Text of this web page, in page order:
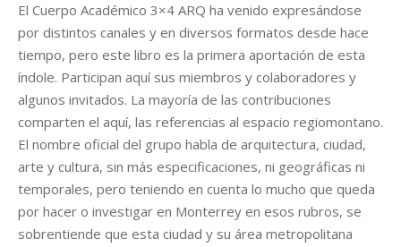
El Cuerpo Académico 3×4 ARQ ha venido expresándose
por distintos canales y en diversos formatos desde hace
tiempo, pero este libro es la primera aportación de esta
índole. Participan aquí sus miembros y colaboradores y
algunos invitados. La mayoría de las contribuciones
comparten el aquí, las referencias al espacio regiomontano.
El nombre oficial del grupo habla de arquitectura, ciudad,
arte y cultura, sin más especificaciones, ni geográficas ni
temporales, pero teniendo en cuenta lo mucho que queda
por hacer o investigar en Monterrey en esos rubros, se
sobrentiende que esta ciudad y su área metropolitana